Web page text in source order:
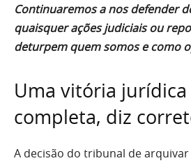
Continuaremos a nos defender
quaisquer ações judiciais ou
deturpem quem somos e como
Uma vitória
completa, diz
A decisão do tribunal de